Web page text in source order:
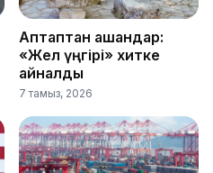
Аптаптан қашқандар:
«Жел үңгірі» хитке
айналды
7 тамыз, 2026